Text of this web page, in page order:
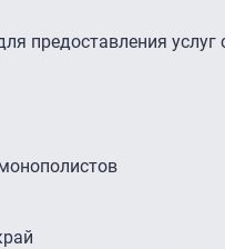
предоставления услуг